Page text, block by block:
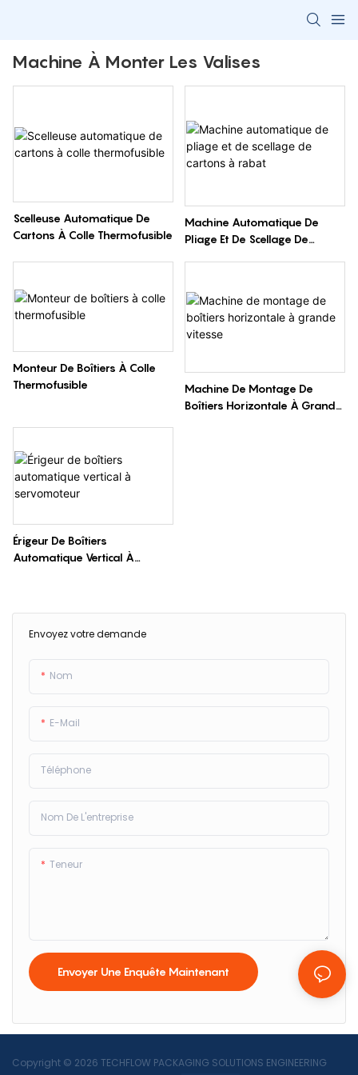
Machine À Monter Les Valises
Envoyez votre demande
Nom
E-Mail
Téléphone
Nom De L'entreprise
Teneur
Envoyer Une Enquête Maintenant
Scelleuse Automatique De
Cartons À Colle Thermofusible
Machine Automatique De
Pliage Et De Scellage De
Monteur De Boîtiers À Colle
Thermofusible
Machine De Montage De
Boîtiers Horizontale À Grande
Érigeur De Boîtiers
Automatique Vertical À
Copyright © 2026 TECHFLOW PACKAGING SOLUTIONS ENGINEERING